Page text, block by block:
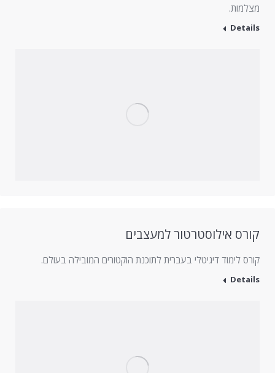
מצלמות.
Details
קורס אילוסטרטור למעצבים
קורס לימוד דיגיטלי בעברית לתוכנת הוקטורים המובילה בעולם.
Details